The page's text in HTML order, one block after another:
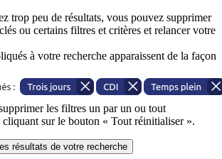
trop peu de résultats, vous pouvez supprimer
ou certains filtres et critères et relancer votre
à votre recherche apparaissent de la façon
les filtres un par un ou tout
sur le bouton « Tout réinitialiser ».
résultats de votre recherche